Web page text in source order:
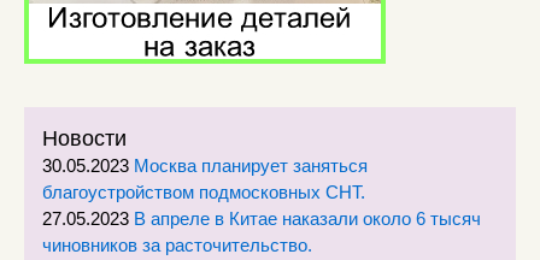
Новости
30.05.2023 Москва планирует заняться
благоустройством подмосковных СНТ.
27.05.2023 В апреле в Китае наказали около 6 тысяч
чиновников за расточительство.